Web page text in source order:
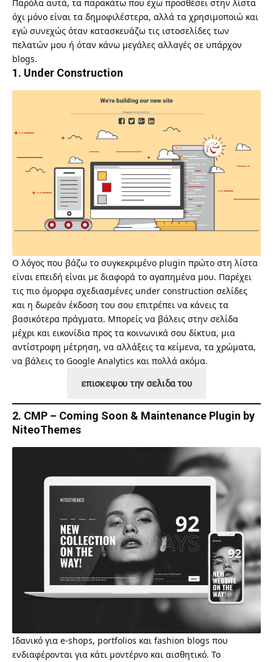
Παρόλα αυτά, τα παρακάτω που έχω προσθέσει στην λίστα
όχι μόνο είναι τα δημοφιλέστερα, αλλά τα χρησιμοποιώ και
εγώ συνεχώς όταν κατασκευάζω τις ιστοσελίδες των
πελατών μου ή όταν κάνω μεγάλες αλλαγές σε υπάρχον
blogs.
1. Under Construction
Ο λόγος που βάζω το συγκεκριμένο plugin πρώτο στη λίστα
είναι επειδή είναι με διαφορά το αγαπημένα μου. Παρέχει
τις πιο όμορφα σχεδιασμένες under construction σελίδες
και η δωρεάν έκδοση του σου επιτρέπει να κάνεις τα
βασικότερα πράγματα. Μπορείς να βάλεις στην σελίδα
μέχρι και εικονίδια προς τα κοινωνικά σου δίκτυα, μια
αντίστροφη μέτρηση, να αλλάξεις τα κείμενα, τα χρώματα,
να βάλεις το Google Analytics και πολλά ακόμα.
επισκεψου την σελιδα του
2. CMP – Coming Soon & Maintenance Plugin by
NiteoThemes
Ιδανικό για e-shops, portfolios και fashion blogs που
ενδιαφέρονται για κάτι μοντέρνο και αισθητικό. Το